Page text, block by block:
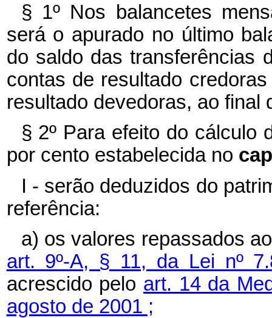
§ 1º Nos balancetes
será o apurado no último
do saldo das transferências
contas de resultado
resultado devedoras, ao final
§ 2º Para efeito do cálculo
por cento estabelecida no
I - serão deduzidos do
referência:
a) os valores repassados
art. 9º-A, § 11, da Lei nº
acrescido pelo art. 14 da
agosto de 2001 ;